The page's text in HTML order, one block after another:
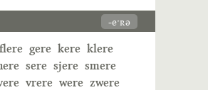
-eˑʀə
flere gere kere klere
sere sjere smere
vrere were zwere